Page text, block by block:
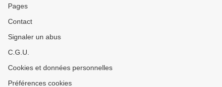
Pages
Contact
Signaler un abus
C.G.U.
Cookies et données personnelles
Préférences cookies